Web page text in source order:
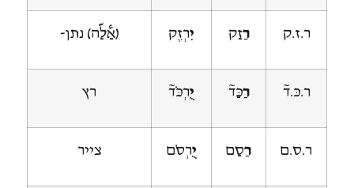
ר.ז.ק רַזַק יִרְזֶק (אַ@לַ&ה) נתן-
ר.כּ.ד~ רַכַּד~ יֻרְכֹּד~ רץ
ר.ס.ם רַסַם יֻרְסֹם צייר